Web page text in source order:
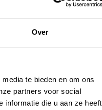
Over
te bieden en om ons
partners voor social
informatie die u aan ze heeft